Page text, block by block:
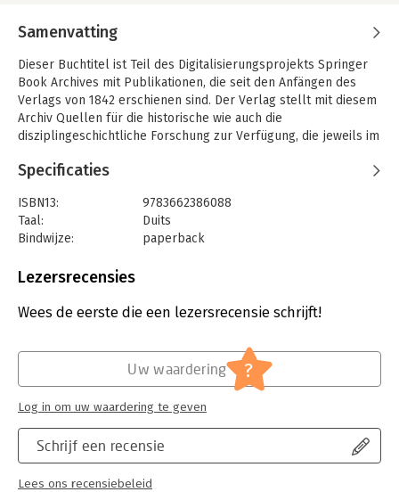
Samenvatting
Dieser Buchtitel ist Teil des Digitalisierungsprojekts Springer
Book Archives mit Publikationen, die seit den Anfängen des
Verlags von 1842 erschienen sind. Der Verlag stellt mit diesem
Archiv Quellen für die historische wie auch die
disziplingeschichtliche Forschung zur Verfügung, die jeweils im
erschien in der Zeit vor 1945 und wird daher in seiner
nicht beworben.
Specificaties
ISBN13:
9783662386088
Taal:
Duits
Bindwijze:
paperback
Uitgever:
Hoofdrubriek:
Financieel management,Financieel
Lezersrecensies
Wees de eerste die een lezersrecensie schrijft!
Schrijf een recensie
Lees ons recensiebeleid
Uw waardering ?
Log in om uw waardering te geven